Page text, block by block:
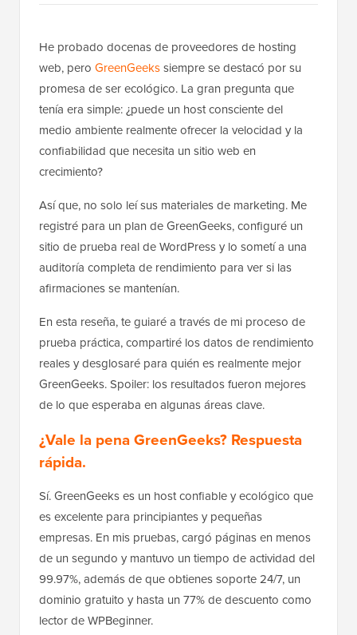
He probado docenas de proveedores de hosting
web, pero GreenGeekssiempre se destacó por su
promesa de ser ecológico. La gran pregunta que
tenía era simple: ¿puede un host consciente del
medio ambiente realmente ofrecer la velocidad y la
confiabilidad que necesita un sitio web en
crecimiento?
Así que, no solo leí sus materiales de marketing. Me
registré para un plan de GreenGeeks, configuré un
sitio de prueba real de WordPress y lo sometí a una
auditoría completa de rendimiento para ver si las
afirmaciones se mantenían.
En esta reseña, te guiaré a través de mi proceso de
prueba práctica, compartiré los datos de rendimiento
reales y desglosaré para quién es realmente mejor
GreenGeeks. Spoiler: los resultados fueron mejores
de lo que esperaba en algunas áreas clave.
¿Vale la pena GreenGeeks? Respuesta
rápida.
Sí. GreenGeeks es un host confiable y ecológico que
es excelente para principiantes y pequeñas
empresas. En mis pruebas, cargó páginas en menos
de un segundo y mantuvo un tiempo de actividad del
99.97%, además de que obtienes soporte 24/7, un
dominio gratuito y hasta un 77% de descuento como
lector de WPBeginner.